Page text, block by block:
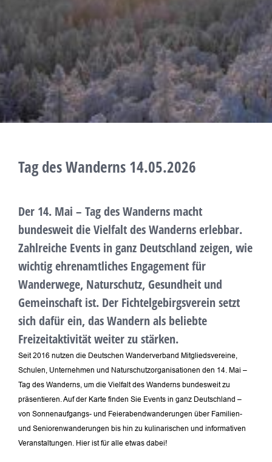
Tag des Wanderns 14.05.2026
Der 14. Mai – Tag des Wanderns macht
bundesweit die Vielfalt des Wanderns erlebbar.
Zahlreiche Events in ganz Deutschland zeigen, wie
wichtig ehrenamtliches Engagement für
Wanderwege, Naturschutz, Gesundheit und
Gemeinschaft ist. Der Fichtelgebirgsverein setzt
sich dafür ein, das Wandern als beliebte
Freizeitaktivität weiter zu stärken.
Seit 2016 nutzen die Deutschen Wanderverband Mitgliedsvereine,
Schulen, Unternehmen und Naturschutzorganisationen den 14. Mai –
Tag des Wanderns, um die Vielfalt des Wanderns bundesweit zu
präsentieren. Auf der Karte finden Sie Events in ganz Deutschland –
von Sonnenaufgangs- und Feierabendwanderungen über Familien-
und Seniorenwanderungen bis hin zu kulinarischen und informativen
Veranstaltungen. Hier ist für alle etwas dabei!